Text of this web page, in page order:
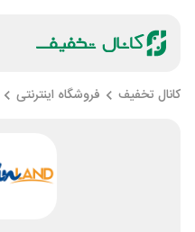
کانال تخفیف فروشگاه اینترنتی